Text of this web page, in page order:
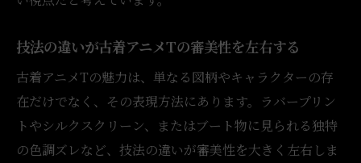
技法の違いが古着アニメTの審美性を左右する
古着アニメTの魅力は、単なる図柄やキャラクターの存
在だけでなく、その表現方法にあります。ラバープリン
トやシルクスクリーン、またはブート物に見られる独特
の色調ズレなど、技法の違いが審美性を大きく左右しま